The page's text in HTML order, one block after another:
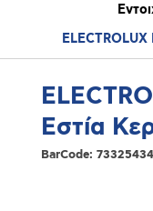
Εστία
BarCode: